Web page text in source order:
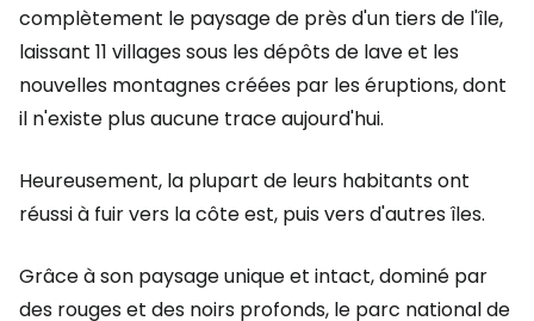
complètement le paysage de près d'un tiers de l'île,
laissant 11 villages sous les dépôts de lave et les
nouvelles montagnes créées par les éruptions, dont
il n'existe plus aucune trace aujourd'hui.
Heureusement, la plupart de leurs habitants ont
réussi à fuir vers la côte est, puis vers d'autres îles.
Grâce à son paysage unique et intact, dominé par
des rouges et des noirs profonds, le parc national de